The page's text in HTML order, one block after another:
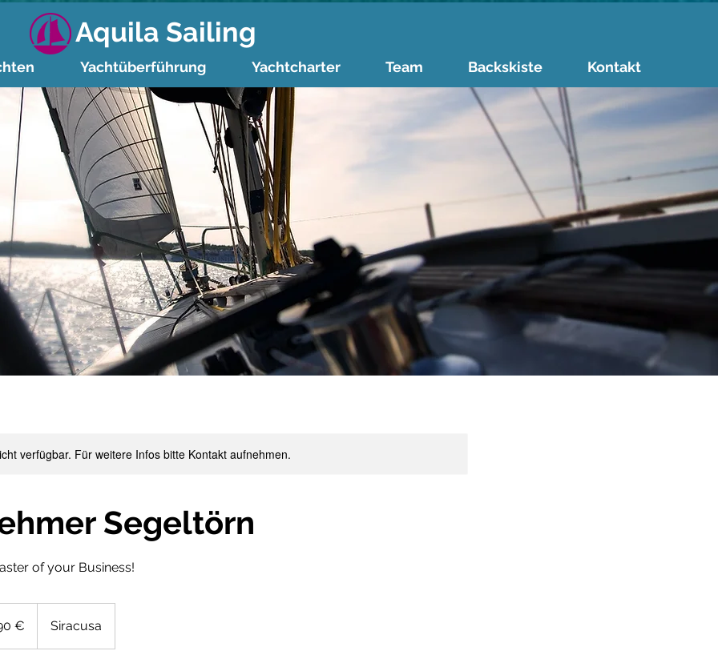
Aquila Sailing
Yachtüberführung Yachtcharter Team Backskiste Kontakt
verfügbar. Für weitere Infos bitte Kontakt aufnehmen.
Segeltörn
of your Business!
€ Siracusa